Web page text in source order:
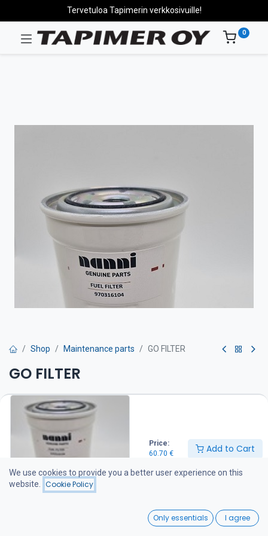
Price:
60.70 € Add to Cart
Wishlist
Tervetuloa Tapimerin verkkosivuille!
0
Shop Maintenance parts GO FILTER
GO FILTER
Polttoainesuodatin on suositeltava vaihtaa kerran vuodessa
60.70€
Add to Cart
Add to wishlist
We use cookies to provide you a better user experience on this
website.
Cookie Policy
Only essentials I agree